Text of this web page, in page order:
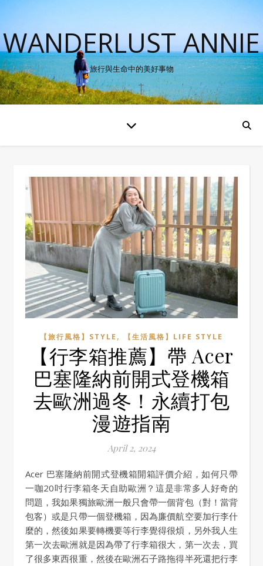
WANDERLUST ANNIE
旅行與生命中的美好事物
【旅行風格】STYLE , 【生活風格】LIFE STYLE
【行李箱推薦】帶 Acer
巴塞隆納前開式登機箱
去歐洲過冬！永續打包
漫遊指南
April 2, 2024
Acer 巴塞隆納前開式登機箱開箱評價介紹，如何只帶
一咖20吋行李箱冬天自助歐洲？這是非常多人好奇的
問題，我如果獨旅歐洲一般只會帶一個背包（對！當背
包客）或是只帶一個登機箱，因為廉價航空要加行李什
麼的，然後如果要轉機要等行李覺得很煩，另外我人生
第一次去歐洲就是因為帶了行李箱很大，第一次去，買
了很多東西很重，然後在歐洲石子路拖得半死還把行李